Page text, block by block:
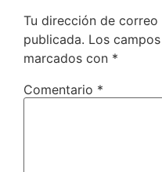
Tu dirección de
publicada. Los
marcados con *
Comentario *